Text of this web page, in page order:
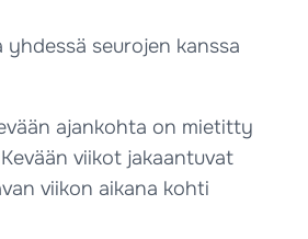
seurojen kanssa
ajankohta on mietitty
viikot jakaantuvat
viikon aikana kohti